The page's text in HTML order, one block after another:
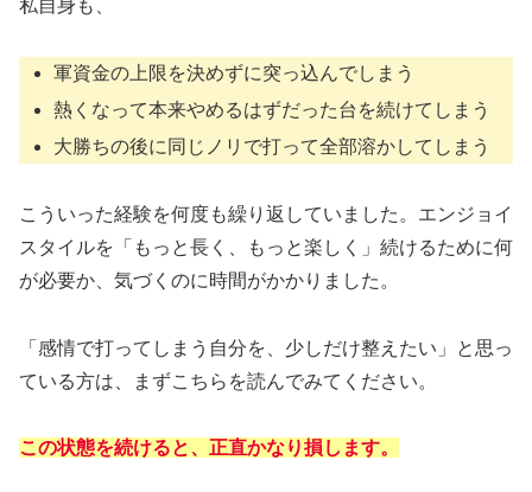
私自身も、
軍資金の上限を決めずに突っ込んでしまう
熱くなって本来やめるはずだった台を続けてしまう
大勝ちの後に同じノリで打って全部溶かしてしまう
こういった経験を何度も繰り返していました。エンジョイ
スタイルを「もっと長く、もっと楽しく」続けるために何
が必要か、気づくのに時間がかかりました。
「感情で打ってしまう自分を、少しだけ整えたい」と思っ
ている方は、まずこちらを読んでみてください。
この状態を続けると、正直かなり損します。